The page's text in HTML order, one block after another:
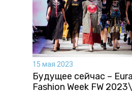
15 мая 2023
Будущее сейчас –
Fashion Week FW